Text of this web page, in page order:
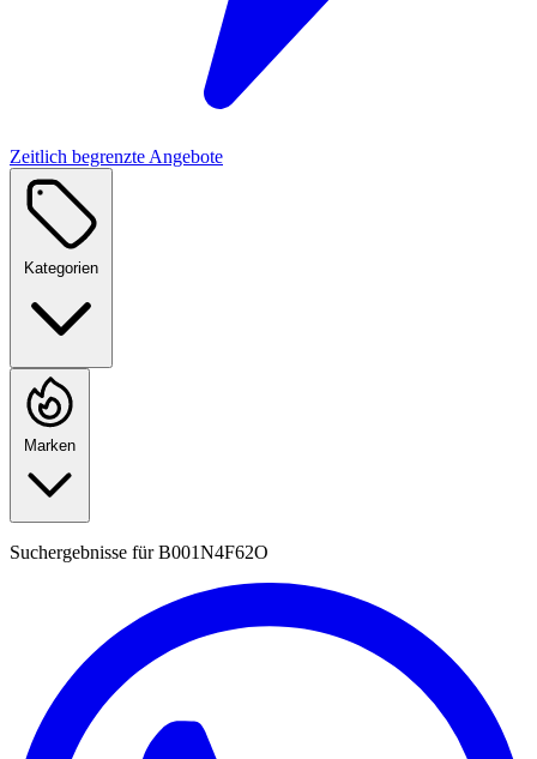
Zeitlich begrenzte Angebote
Kategorien
Marken
Suchergebnisse fürB001N4F62O